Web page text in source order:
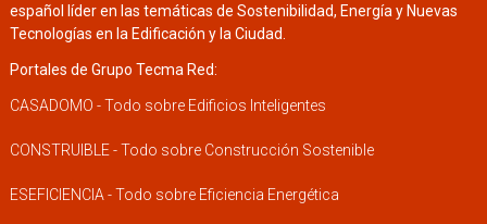
español líder en las temáticas de Sostenibilidad, Energía y Nuevas
Tecnologías en la Edificación y la Ciudad.
Portales de Grupo Tecma Red:
CASADOMO - Todo sobre Edificios Inteligentes
CONSTRUIBLE - Todo sobre Construcción Sostenible
ESEFICIENCIA - Todo sobre Eficiencia Energética